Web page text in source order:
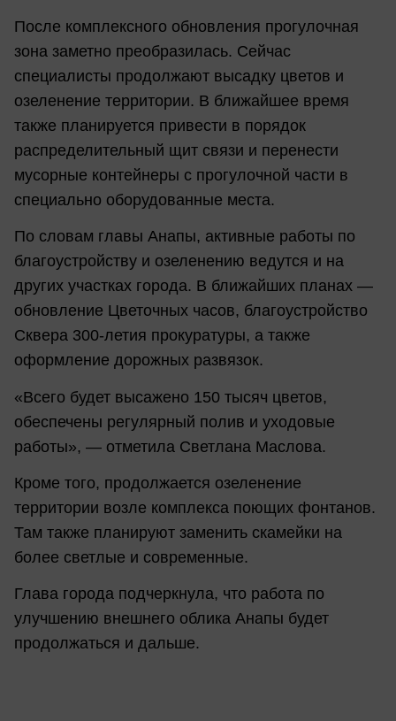
После комплексного обновления прогулочная
зона заметно преобразилась. Сейчас
специалисты продолжают высадку цветов и
озеленение территории. В ближайшее время
также планируется привести в порядок
распределительный щит связи и перенести
мусорные контейнеры с прогулочной части в
специально оборудованные места.
По словам главы Анапы, активные работы по
благоустройству и озеленению ведутся и на
других участках города. В ближайших планах —
обновление Цветочных часов, благоустройство
Сквера 300-летия прокуратуры, а также
оформление дорожных развязок.
«Всего будет высажено 150 тысяч цветов,
обеспечены регулярный полив и уходовые
работы», — отметила Светлана Маслова.
Кроме того, продолжается озеленение
территории возле комплекса поющих фонтанов.
Там также планируют заменить скамейки на
более светлые и современные.
Глава города подчеркнула, что работа по
улучшению внешнего облика Анапы будет
продолжаться и дальше.